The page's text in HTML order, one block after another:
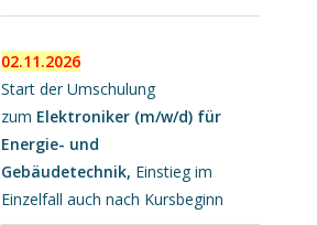
02.11.2026
Start der Umschulung
zum Elektroniker (m/w/d) für
Energie- und
Gebäudetechnik, Einstieg im
Einzelfall auch nach Kursbeginn